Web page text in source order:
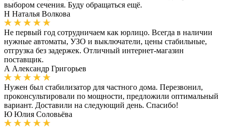
выбором сечения. Буду обращаться ещё.
Н Наталья Волкова
Не первый год сотрудничаем как юрлицо. Всегда в наличии
нужные автоматы, УЗО и выключатели, цены стабильные,
отгрузка без задержек. Отличный интернет-магазин
поставщик.
А Александр Григорьев
Нужен был стабилизатор для частного дома. Перезвонил,
проконсультировали по мощности, предложили оптимальный
вариант. Доставили на следующий день. Спасибо!
Ю Юлия Соловьёва